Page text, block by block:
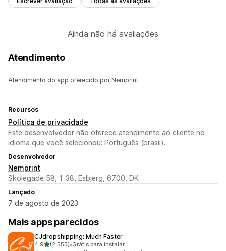
Ainda não há avaliações
Atendimento
Atendimento do app oferecido por Nemprint.
Recursos
Política de privacidade
Este desenvolvedor não oferece atendimento ao cliente no
idioma que você selecionou: Português (brasil).
Desenvolvedor
Nemprint
Skolegade 58, 1. 38, Esbjerg, 6700, DK
Lançado
7 de agosto de 2023
Mais apps parecidos
CJdropshipping: Much Faster
4,9de 5 estrelas
(2.555)
2555 avaliações ao todo
•Grátis para instalar